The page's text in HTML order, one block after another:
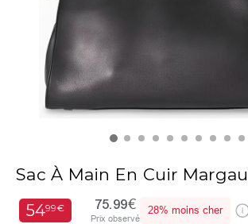
Sac À Main En Cuir
5499€ 75.99€
Prix observé
28% moins cher